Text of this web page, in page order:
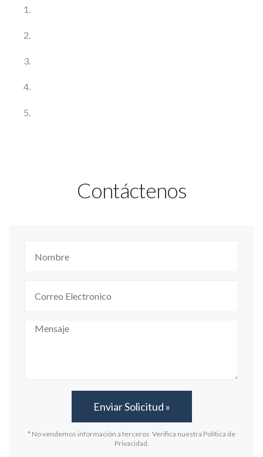
Contáctenos
* No vendemos información a terceros Verifica nuestra Política de
Privacidad.